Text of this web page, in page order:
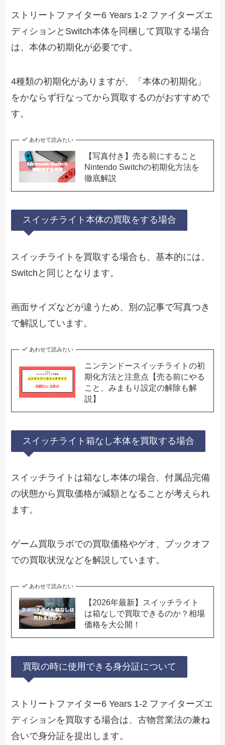
ストリートファイター6 Years 1-2 ファイターズエ
ディションとSwitch本体を同梱して買取する場合
は、本体の初期化が必要です。
4種類の初期化がありますが、「本体の初期化」
をかならず行なってから買取するのがおすすめで
す。
あわせて読みたい
【写真付き】売る前にすること
Nintendo Switchの初期化方法を
徹底解説
スイッチライト本体の買取をする場合
スイッチライトを買取する場合も、基本的には、
Switchと同じとなります。
画面サイズなどが違うため、別の記事で写真つき
で解説しています。
あわせて読みたい
ニンテンドースイッチライトの初
期化方法と注意点【売る前にやる
こと、みまもり設定の解除も解
説】
スイッチライト箱なし本体を買取する場合
スイッチライトは箱なし本体の場合、付属品完備
の状態から買取価格が減額となることが考えられ
ます。
ゲーム買取ラボでの買取価格やゲオ、ブックオフ
での買取状況などを解説しています。
あわせて読みたい
【2026年最新】スイッチライト
は箱なしで買取できるのか？相場
価格を大公開！
買取の時に使用できる身分証について
ストリートファイター6 Years 1-2 ファイターズエ
ディションを買取する場合は、古物営業法の兼ね
合いで身分証を提出します。